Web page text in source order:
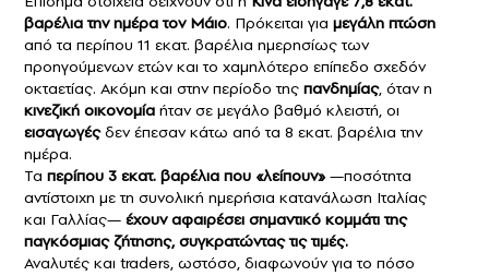
βαρέλια την ημέρα τον Μάιο. Πρόκειται για μεγάλη πτώση
από τα περίπου 11 εκατ. βαρέλια ημερησίως των
προηγούμενων ετών και το χαμηλότερο επίπεδο σχεδόν
οκταετίας. Ακόμη και στην περίοδο της πανδημίας, όταν η
κινεζική οικονομία ήταν σε μεγάλο βαθμό κλειστή, οι
εισαγωγέςδεν έπεσαν κάτω από τα 8 εκατ. βαρέλια την
ημέρα.
Τα περίπου 3 εκατ. βαρέλια που «λείπουν» —ποσότητα
αντίστοιχη με τη συνολική ημερήσια κατανάλωση Ιταλίας
και Γαλλίας— έχουν αφαιρέσει σημαντικό κομμάτι της
παγκόσμιας ζήτησης, συγκρατώντας τις τιμές.
Αναλυτές και traders, ωστόσο, διαφωνούν για το πόσο